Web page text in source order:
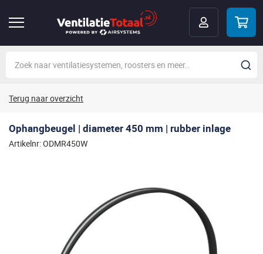
Terug naar overzicht
Ophangbeugel | diameter 450 mm | rubber inlage
Artikelnr: ODMR450W